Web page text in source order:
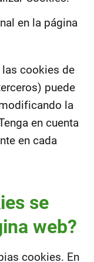
en la página
las cookies de
puede
la
en cuenta
en cada
se
web?
cookies. En